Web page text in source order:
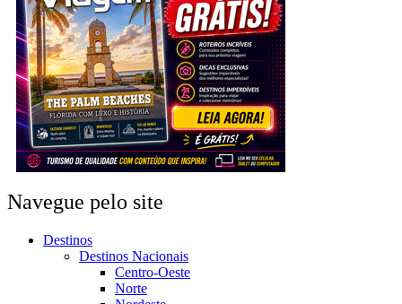
Navegue pelo site
Destinos
Destinos Nacionais
Centro-Oeste
Norte